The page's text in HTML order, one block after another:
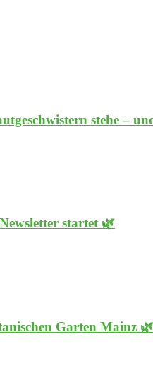
stehe –
startet 🌿
Garten Mainz 🌿